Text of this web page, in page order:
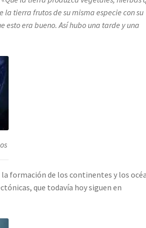
tierra frutos de su misma especie con su
esto era bueno.Así hubo una tarde y una
formación de los continentes y los
que todavía hoy siguen en